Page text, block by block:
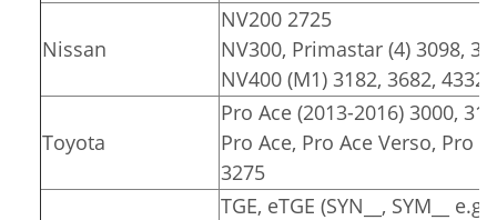
Nissan
NV200 2725
NV300, Primastar (4) 3098,
NV400 (M1) 3182, 3682, 4332
Toyota
Pro Ace (2013-2016) 3000,
Pro Ace, Pro Ace Verso, Pro
3275
TGE, eTGE (SYN__, SYM__